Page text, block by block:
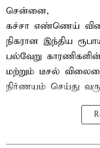
சென்னை,
கச்சா எண்ணெய்
நிகரான இந்திய
பல்வேறு
மற்றும் டீசல் விலை
நிர்ணயம் செய்து